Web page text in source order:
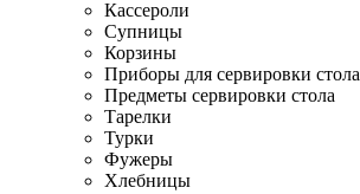
Кассероли
Супницы
Корзины
Приборы для сервировки стола
Предметы сервировки стола
Тарелки
Турки
Фужеры
Хлебницы